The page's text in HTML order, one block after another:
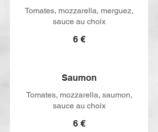
Tomates, mozzarella, merguez,
sauce au choix
6 €
Saumon
Tomates, mozzarella, saumon,
sauce au choix
6 €